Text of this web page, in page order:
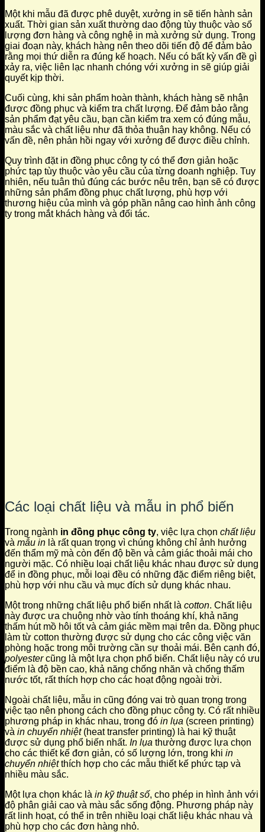
Một khi mẫu đã được phê duyệt, xưởng in sẽ tiến hành sản
xuất. Thời gian sản xuất thường dao động tùy thuộc vào số
lượng đơn hàng và công nghệ in mà xưởng sử dụng. Trong
giai đoạn này, khách hàng nên theo dõi tiến độ để đảm bảo
rằng mọi thứ diễn ra đúng kế hoạch. Nếu có bất kỳ vấn đề gì
xảy ra, việc liên lạc nhanh chóng với xưởng in sẽ giúp giải
quyết kịp thời.
Cuối cùng, khi sản phẩm hoàn thành, khách hàng sẽ nhận
được đồng phục và kiểm tra chất lượng. Để đảm bảo rằng
sản phẩm đạt yêu cầu, bạn cần kiểm tra xem có đúng mẫu,
màu sắc và chất liệu như đã thỏa thuận hay không. Nếu có
vấn đề, nên phản hồi ngay với xưởng để được điều chỉnh.
Quy trình đặt in đồng phục công ty có thể đơn giản hoặc
phức tạp tùy thuộc vào yêu cầu của từng doanh nghiệp. Tuy
nhiên, nếu tuân thủ đúng các bước nêu trên, bạn sẽ có được
những sản phẩm đồng phục chất lượng, phù hợp với
thương hiệu của mình và góp phần nâng cao hình ảnh công
ty trong mắt khách hàng và đối tác.
Các loại chất liệu và mẫu in phổ biến
Trong ngành in đồng phục công ty, việc lựa chọn chất liệu
và mẫu in là rất quan trọng vì chúng không chỉ ảnh hưởng
đến thẩm mỹ mà còn đến độ bền và cảm giác thoải mái cho
người mặc. Có nhiều loại chất liệu khác nhau được sử dụng
để in đồng phục, mỗi loại đều có những đặc điểm riêng biệt,
phù hợp với nhu cầu và mục đích sử dụng khác nhau.
Một trong những chất liệu phổ biến nhất là cotton. Chất liệu
này được ưa chuộng nhờ vào tính thoáng khí, khả năng
thấm hút mồ hôi tốt và cảm giác mềm mại trên da. Đồng phục
làm từ cotton thường được sử dụng cho các công việc văn
phòng hoặc trong môi trường cần sự thoải mái. Bên cạnh đó,
polyestercũng là một lựa chọn phổ biến. Chất liệu này có ưu
điểm là độ bền cao, khả năng chống nhăn và chống thấm
nước tốt, rất thích hợp cho các hoạt động ngoài trời.
Ngoài chất liệu, mẫu in cũng đóng vai trò quan trọng trong
việc tạo nên phong cách cho đồng phục công ty. Có rất nhiều
phương pháp in khác nhau, trong đó in lụa (screen printing)
và in chuyển nhiệt(heat transfer printing) là hai kỹ thuật
được sử dụng phổ biến nhất. In lụa thường được lựa chọn
cho các thiết kế đơn giản, có số lượng lớn, trong khi in
chuyển nhiệtthích hợp cho các mẫu thiết kế phức tạp và
nhiều màu sắc.
Một lựa chọn khác là in kỹ thuật số, cho phép in hình ảnh với
độ phân giải cao và màu sắc sống động. Phương pháp này
rất linh hoạt, có thể in trên nhiều loại chất liệu khác nhau và
phù hợp cho các đơn hàng nhỏ.